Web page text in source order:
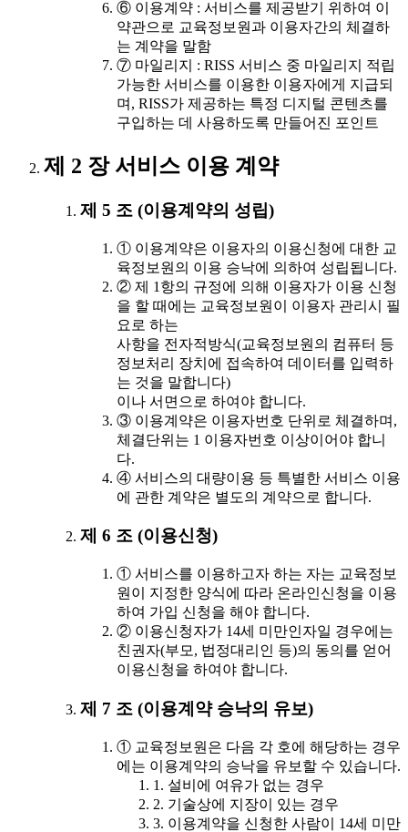
⑥ 이용계약 : 서비스를 제공받기 위하여 이
약관으로 교육정보원과 이용자간의 체결하
는 계약을 말함
⑦ 마일리지 : RISS 서비스 중 마일리지 적립
가능한 서비스를 이용한 이용자에게 지급되
며, RISS가 제공하는 특정 디지털 콘텐츠를
구입하는 데 사용하도록 만들어진 포인트
제 2 장 서비스 이용 계약
제 5 조 (이용계약의 성립)
① 이용계약은 이용자의 이용신청에 대한 교
육정보원의 이용 승낙에 의하여 성립됩니다.
② 제 1항의 규정에 의해 이용자가 이용 신청
을 할 때에는 교육정보원이 이용자 관리시 필
요로 하는
사항을 전자적방식(교육정보원의 컴퓨터 등
정보처리 장치에 접속하여 데이터를 입력하
는 것을 말합니다)
이나 서면으로 하여야 합니다.
③ 이용계약은 이용자번호 단위로 체결하며,
체결단위는 1 이용자번호 이상이어야 합니
다.
④ 서비스의 대량이용 등 특별한 서비스 이용
에 관한 계약은 별도의 계약으로 합니다.
제 6 조 (이용신청)
① 서비스를 이용하고자 하는 자는 교육정보
원이 지정한 양식에 따라 온라인신청을 이용
하여 가입 신청을 해야 합니다.
② 이용신청자가 14세 미만인자일 경우에는
친권자(부모, 법정대리인 등)의 동의를 얻어
이용신청을 하여야 합니다.
제 7 조 (이용계약 승낙의 유보)
① 교육정보원은 다음 각 호에 해당하는 경우
에는 이용계약의 승낙을 유보할 수 있습니다.
1. 설비에 여유가 없는 경우
2. 기술상에 지장이 있는 경우
3. 이용계약을 신청한 사람이 14세 미만